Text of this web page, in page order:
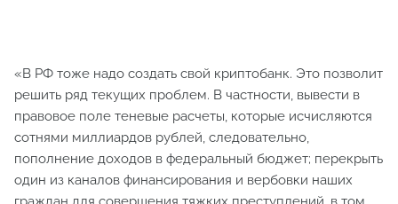
«В РФ тоже надо создать свой криптобанк. Это позволит
решить ряд текущих проблем. В частности, вывести в
правовое поле теневые расчеты, которые исчисляются
сотнями миллиардов рублей, следовательно,
пополнение доходов в федеральный бюджет; перекрыть
один из каналов финансирования и вербовки наших